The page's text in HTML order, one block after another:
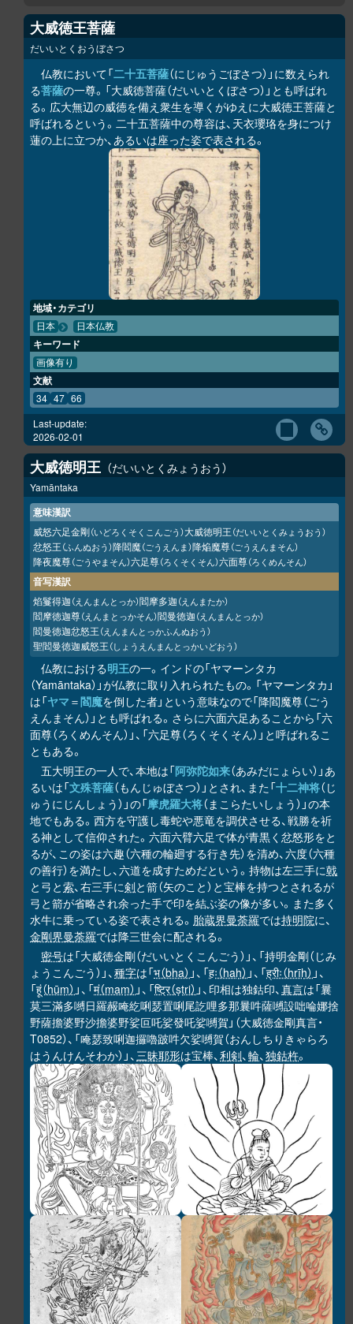
大威徳王菩薩
だいいとくおうぼさつ
仏教において「二十五菩薩（にじゅうごぼさつ）」に数えられ
る菩薩の一尊。「大威徳菩薩（だいいとくぼさつ）」とも呼ばれ
る。広大無辺の威徳を備え衆生を導くがゆえに大威徳王菩薩と
呼ばれるという。二十五菩薩中の尊容は、天衣瓔珞を身につけ
蓮の上に立つか、あるいは座った姿で表される。
地域・カテゴリ
日本 日本仏教
キーワード
画像有り
文献
34 47 66
Last-update:
2026-02-01
大威徳明王 だいいとくみょうおう
Yamāntaka
意味漢訳
威怒六足金剛（いどろくそくこんごう）大威徳明王（だいいとくみょうおう）
忿怒王（ふんぬおう）降閻魔（ごうえんま）降焔魔尊（ごうえんまそん）
降夜魔尊（ごうやまそん）六足尊（ろくそくそん）六面尊（ろくめんそん）
音写漢訳
焰鬘得迦（えんまんとっか）閻摩多迦（えんまたか）
閻摩徳迦尊（えんまとっかそん）閻曼徳迦（えんまんとっか）
閻曼徳迦忿怒王（えんまんとっかふんぬおう）
聖閻曼徳迦威怒王（しょうえんまんとっかいどおう）
仏教における明王の一。インドの「ヤマーンタカ
（Yamāntaka）」が仏教に取り入れられたもの。「ヤマーンタカ」
は「ヤマ ＝閻魔を倒した者」という意味なので「降閻魔尊（ごう
えんまそん）」とも呼ばれる。さらに六面六足あることから「六
面尊（ろくめんそん）」、「六足尊（ろくそくそん）」と呼ばれるこ
ともある。
五大明王の一人で、本地は「阿弥陀如来（あみだにょらい）」あ
るいは「文殊菩薩（もんじゅぼさつ）」とされ、また「十二神将（じ
ゅうにじんしょう）」の「摩虎羅大将（まこらたいしょう）」の本
地でもある。西方を守護し毒蛇や悪竜を調伏させる、戦勝を祈
る神として信仰された。六面六臂六足で体が青黒く忿怒形をと
るが、この姿は六趣（六種の輪廻する行き先）を清め、六度（六種
の善行）を満たし、六道を成すためだという。持物は左三手に戟
と弓と索、右三手に剣と箭（矢のこと）と宝棒を持つとされるが
弓と箭が省略され余った手で印を結ぶ姿の像が多い。また多く
水牛に乗っている姿で表される。 胎蔵界曼荼羅では持明院に、
金剛界曼荼羅では降三世会に配される。
密号は「大威徳金剛（だいいとくこんごう）」、「持明金剛（じみ
ょうこんごう）」、種字は「भ（bha） 」、「हः（haḥ） 」、「ह्रीः（hrīḥ） 」、
「हूं（hūṃ） 」、「मं（maṃ） 」、「ष्ट्रि（ṣṭri） 」、印相は独鈷印、真言は「曩
莫三滿多嚩日羅赧唵紇唎瑟置唎尾訖哩多那曩吽薩嚩設咄㖮娜捨
野薩擔婆野沙擔婆野娑叵吒娑發吒娑嚩賀」（大威徳金剛真言・
T0852）、「唵瑟致唎迦攞嚕跛吽欠娑嚩賀（おんしちりきゃらろ
はうんけんそわか）」、三昧耶形は宝棒、利剣、輪、独鈷杵。